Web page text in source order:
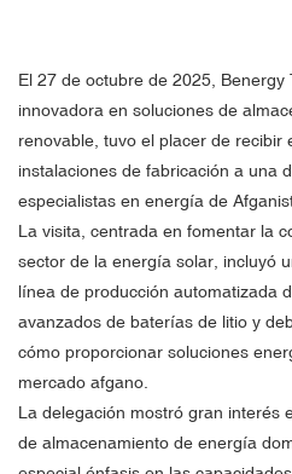
El 27 de octubre de 2025,
innovadora en soluciones de
renovable, tuvo el placer de recibir
instalaciones de fabricación a una
especialistas en energía de
La visita, centrada en fomentar la
sector de la energía solar, incluyó
línea de producción automatizada
avanzados de baterías de litio y
cómo proporcionar soluciones
mercado afgano.
La delegación mostró gran interés
de almacenamiento de energía